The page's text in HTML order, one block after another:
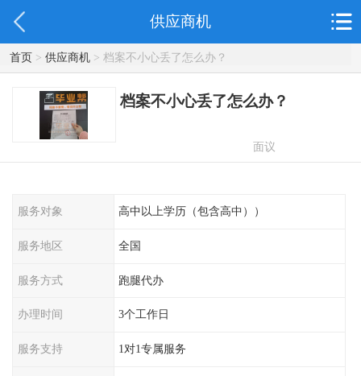
供应商机
首页> 供应商机> 档案不小心丢了怎么办？
档案不小心丢了怎么办？
面议
服务对象 高中以上学历（包含高中））
服务地区 全国
服务方式 跑腿代办
办理时间 3个工作日
服务支持 1对1专属服务